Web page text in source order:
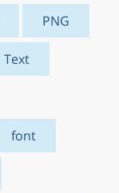
PNG
Text
font